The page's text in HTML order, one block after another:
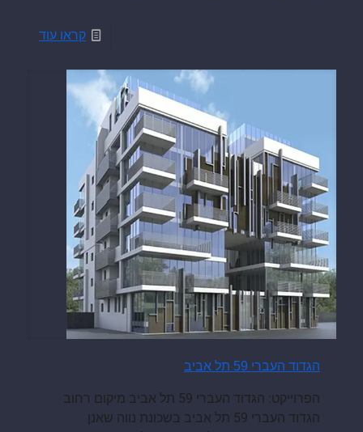
קראו עוד
הגדוד העברי 59 תל אביב
הפרוייקט: הגדוד העברי 59 תל אביב מיקום רחוב
הגדוד העברי 59 תל אביב בשכונת נווה שאנן